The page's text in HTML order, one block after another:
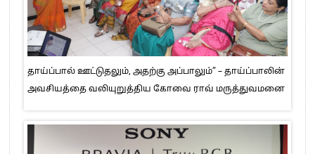
தாய்ப்பால் ஊட்டுதலும், அதற்கு அப்பாலும்” – தாய்ப்பாலின்
அவசியத்தை வலியுறுத்திய கோவை ராவ் மருத்துவமனை